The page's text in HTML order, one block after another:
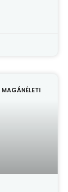
MAGÁNÉLETI